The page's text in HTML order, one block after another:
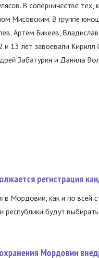
В соперничестве тех,
Мисовским. В группе
Артем Бикеев,
и 13 лет завоевали
Забатурин и Данила
регистрация
в Мордовии, как и по всей
республики будут
Мордовии